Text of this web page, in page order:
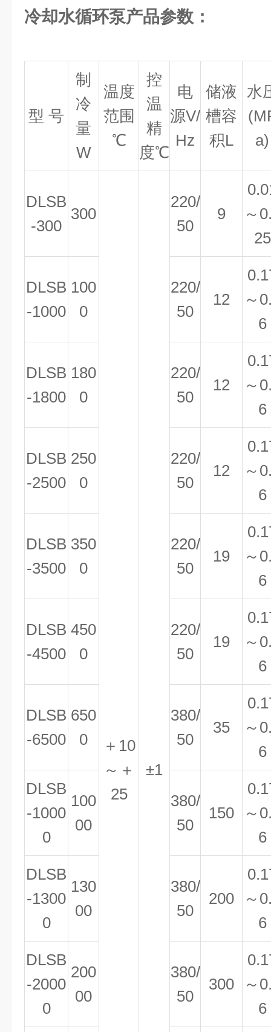
冷却水循环泵产品参数：
型 号
制
冷
量
W
温度
范围
℃
控
温
精
度℃
电
源V/
Hz
储液
槽容
积L
水
a)
DLSB
-300
300
＋10
～＋
25
±1
220/
50
9
～
25
DLSB
-1000
100
0
220/
50
12
～
6
DLSB
-1800
180
0
220/
50
12
～
6
DLSB
-2500
250
0
220/
50
12
～
6
DLSB
-3500
350
0
220/
50
19
～
6
DLSB
-4500
450
0
220/
50
19
～
6
DLSB
-6500
650
0
380/
50
35
～
6
DLSB
-1000
0
100
00
380/
50
150
～
6
DLSB
-1300
0
130
00
380/
50
200
～
6
DLSB
-2000
0
200
00
380/
50
300
～
6